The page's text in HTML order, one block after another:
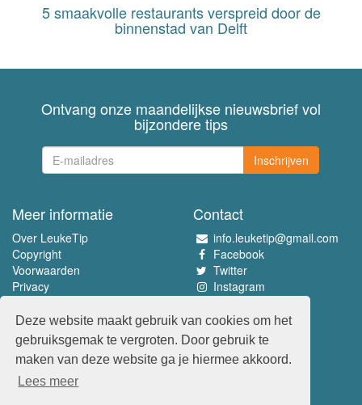
Deze website maakt gebruik van cookies om het
gebruiksgemak te vergroten. Door gebruik te
maken van deze website ga je hiermee akkoord.
Lees meer
5 smaakvolle restaurants verspreid door de
binnenstad van Delft
Ontvang onze maandelijkse nieuwsbrief vol
bijzondere tips
Inschrijven
Meer informatie
Over LeukeTip
Copyright
Voorwaarden
Privacy
Contact
info.leuketip@gmail.com
Facebook
Twitter
Instagram
Beleef het allerleukste
www.leuketip.nl
www.leuketip.com
www.leuketip.de